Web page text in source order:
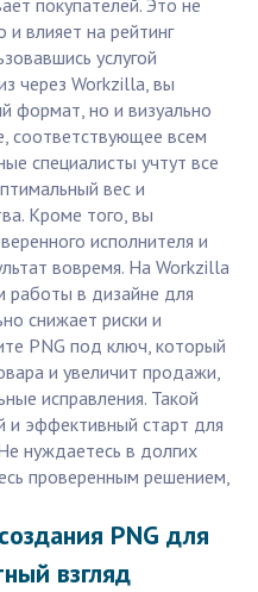
покупателей. Это не
и влияет на рейтинг
услугой
через Workzilla, вы
формат, но и визуально
соответствующее всем
специалисты учтут все
вес и
Кроме того, вы
исполнителя и
вовремя. На Workzilla
работы в дизайне для
снижает риски и
PNG под ключ, который
и увеличит продажи,
исправления. Такой
и эффективный старт для
нуждаетесь в долгих
проверенным решением,
PNG для
взгляд